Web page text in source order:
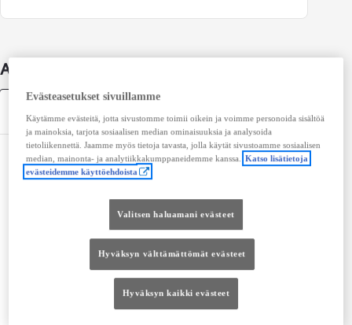
Auton lisätiedot
Tekniset tiedot
Mitat ja tilavuus
Evästeasetukset sivuillamme
Käytämme evästeitä, jotta sivustomme toimii oikein ja voimme personoida sisältöä
ja mainoksia, tarjota sosiaalisen median ominaisuuksia ja analysoida
tietoliikennettä. Jaamme myös tietoja tavasta, jolla käytät sivustoamme sosiaalisen
median, mainonta- ja analytiikkakumppaneidemme kanssa.
Katso lisätietoja
evästeidemme käyttöehdoista
Valitsen haluamani evästeet
Hyväksyn välttämättömät evästeet
Hyväksyn kaikki evästeet